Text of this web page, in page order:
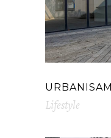
URBANISAM
Lifestyle